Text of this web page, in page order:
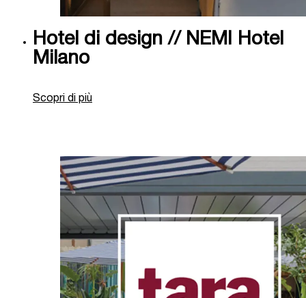
Hotel di design // NEMI Hotel
Milano
Scopri di più